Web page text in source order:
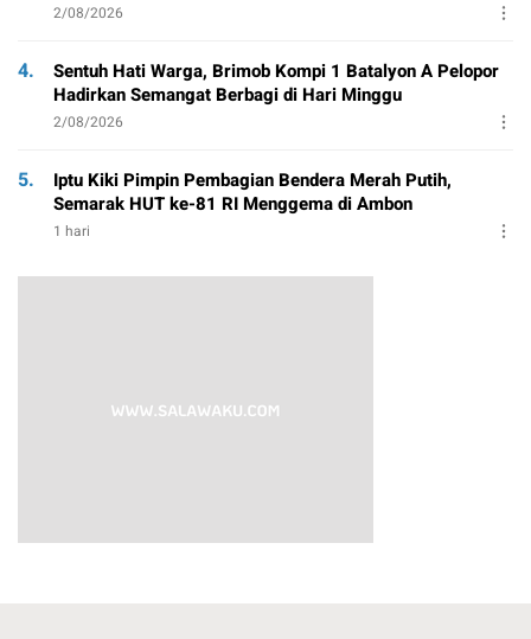
2/08/2026
4.
Sentuh Hati Warga, Brimob Kompi 1 Batalyon A Pelopor
Hadirkan Semangat Berbagi di Hari Minggu
2/08/2026
5.
Iptu Kiki Pimpin Pembagian Bendera Merah Putih,
Semarak HUT ke-81 RI Menggema di Ambon
1 hari